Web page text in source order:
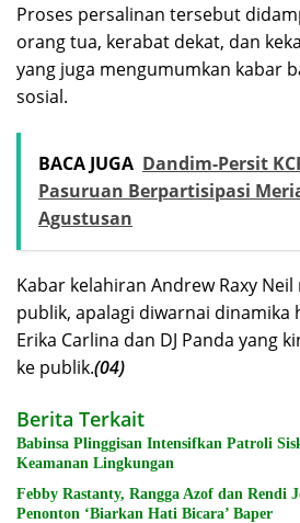
Proses persalinan tersebut
orang tua, kerabat dekat, dan
yang juga mengumumkan kabar
sosial.
BACA JUGA Dandim-Persit
Pasuruan Berpartisipasi
Agustusan
Kabar kelahiran Andrew Raxy
publik, apalagi diwarnai dinamika
Erika Carlina dan DJ Panda yang
ke publik.(04)
Berita Terkait
Babinsa Plinggisan Intensifkan Patroli
Keamanan Lingkungan
Febby Rastanty, Rangga Azof dan Rendi
Penonton ‘Biarkan Hati Bicara’ Baper